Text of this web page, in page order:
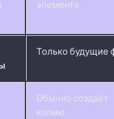
элемента
Только будущие
Обычно создаёт
копию